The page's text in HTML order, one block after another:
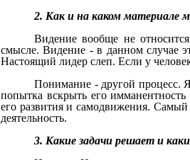
2. Как и на каком
Видение вообще не
смысле. Видение - в данном случае
Настоящий лидер слеп. Если у
Понимание - другой процесс.
попытка вскрыть его
его развития и самодвижения.
деятельность.
3. Какие задачи решает и